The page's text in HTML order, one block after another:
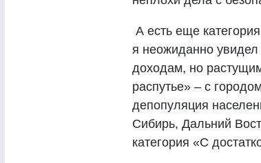
А есть еще
я неожиданно
доходам, но
распутье» – с
депопуляция
Сибирь, Дальний
категория «С